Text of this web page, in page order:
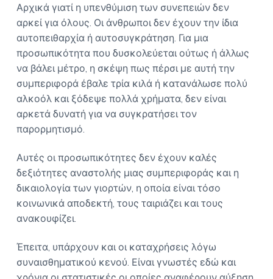
Αρχικά γιατί η υπενθύμιση των συνεπειών δεν
αρκεί για όλους. Οι άνθρωποι δεν έχουν την ίδια
αυτοπειθαρχία ή αυτοσυγκράτηση. Για μια
προσωπικότητα που δυσκολεύεται ούτως ή άλλως
να βάλει μέτρο, η σκέψη πως πέρσι με αυτή την
συμπεριφορά έβαλε τρία κιλά ή κατανάλωσε πολύ
αλκοόλ και ξόδεψε πολλά χρήματα, δεν είναι
αρκετά δυνατή για να συγκρατήσει τον
παρορμητισμό.
Αυτές οι προσωπικότητες δεν έχουν καλές
δεξιότητες αναστολής μιας συμπεριφοράς και η
δικαιολογία των γιορτών, η οποία είναι τόσο
κοινωνικά αποδεκτή, τους ταιριάζει και τους
ανακουφίζει.
Έπειτα, υπάρχουν και οι καταχρήσεις λόγω
συναισθηματικού κενού. Είναι γνωστές εδώ και